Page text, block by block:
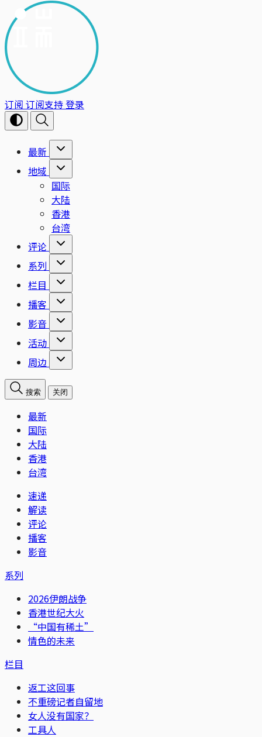
订阅 订阅支持登录
最新
地域
国际
大陆
香港
台湾
评论
系列
栏目
播客
影音
活动
周边
搜索 关闭
最新
国际
大陆
香港
台湾
速递
解读
评论
播客
影音
系列
2026伊朗战争
香港世纪大火
“中国有稀土”
情色的未来
栏目
返工这回事
不重磅记者自留地
女人没有国家？
工具人